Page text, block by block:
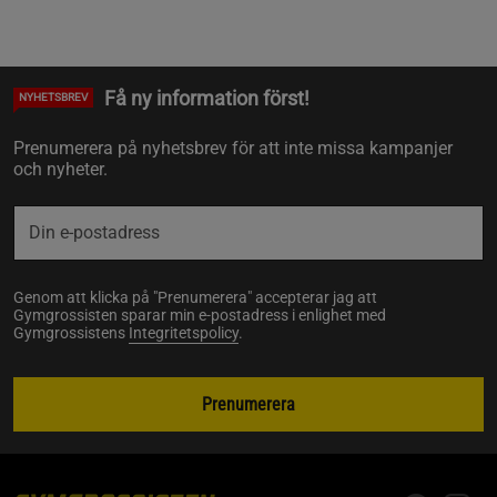
NYHETSBREV Få ny information först!
Prenumerera på nyhetsbrev för att inte missa kampanjer
och nyheter.
Genom att klicka på "Prenumerera" accepterar jag att
Gymgrossisten sparar min e-postadress i enlighet med
Gymgrossistens Integritetspolicy.
Prenumerera